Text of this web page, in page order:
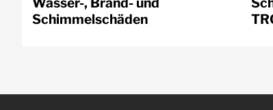
Schimmelschäden